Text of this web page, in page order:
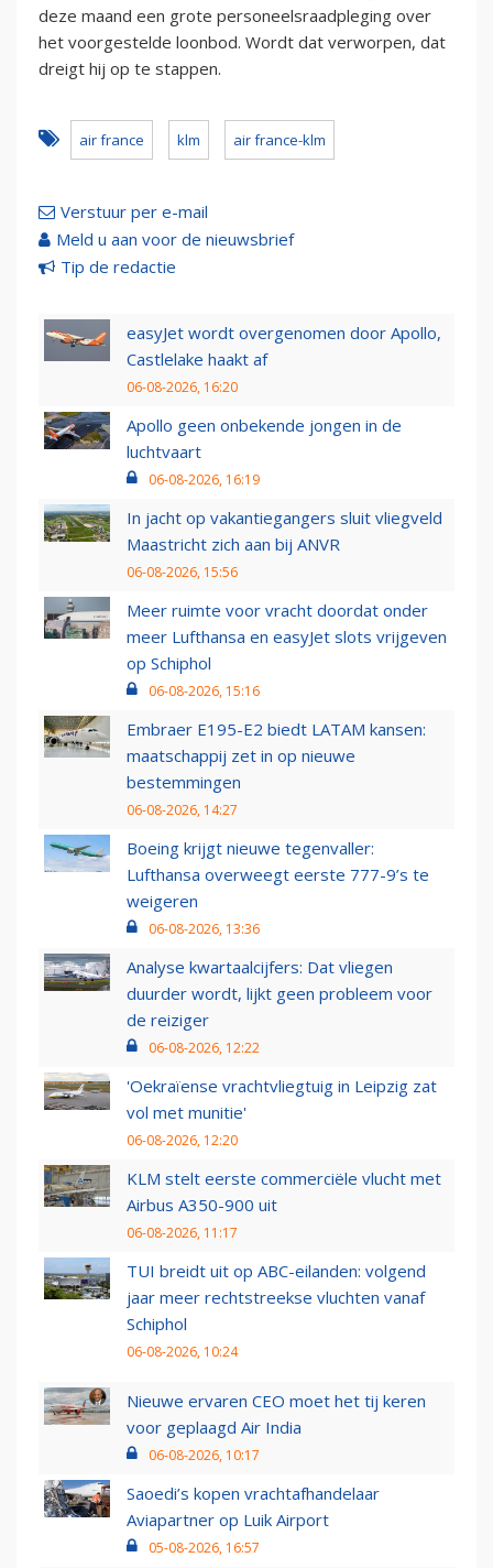
deze maand een grote personeelsraadpleging over
het voorgestelde loonbod. Wordt dat verworpen, dat
dreigt hij op te stappen.
air france klm air france-klm
Verstuur per e-mail
Meld u aan voor de nieuwsbrief
Tip de redactie
easyJet wordt overgenomen door Apollo,
Castlelake haakt af
06-08-2026, 16:20
Apollo geen onbekende jongen in de
luchtvaart
06-08-2026, 16:19
In jacht op vakantiegangers sluit vliegveld
Maastricht zich aan bij ANVR
06-08-2026, 15:56
Meer ruimte voor vracht doordat onder
meer Lufthansa en easyJet slots vrijgeven
op Schiphol
06-08-2026, 15:16
Embraer E195-E2 biedt LATAM kansen:
maatschappij zet in op nieuwe
bestemmingen
06-08-2026, 14:27
Boeing krijgt nieuwe tegenvaller:
Lufthansa overweegt eerste 777-9’s te
weigeren
06-08-2026, 13:36
Analyse kwartaalcijfers: Dat vliegen
duurder wordt, lijkt geen probleem voor
de reiziger
06-08-2026, 12:22
'Oekraïense vrachtvliegtuig in Leipzig zat
vol met munitie'
06-08-2026, 12:20
KLM stelt eerste commerciële vlucht met
Airbus A350-900 uit
06-08-2026, 11:17
TUI breidt uit op ABC-eilanden: volgend
jaar meer rechtstreekse vluchten vanaf
Schiphol
06-08-2026, 10:24
Nieuwe ervaren CEO moet het tij keren
voor geplaagd Air India
06-08-2026, 10:17
Saoedi’s kopen vrachtafhandelaar
Aviapartner op Luik Airport
05-08-2026, 16:57